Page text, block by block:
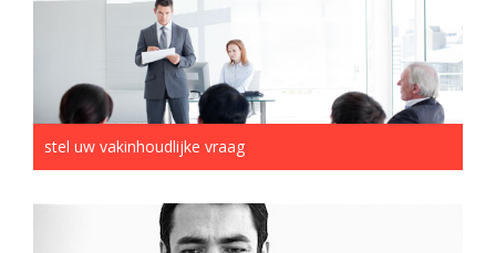
stel uw vakinhoudlijke vraag